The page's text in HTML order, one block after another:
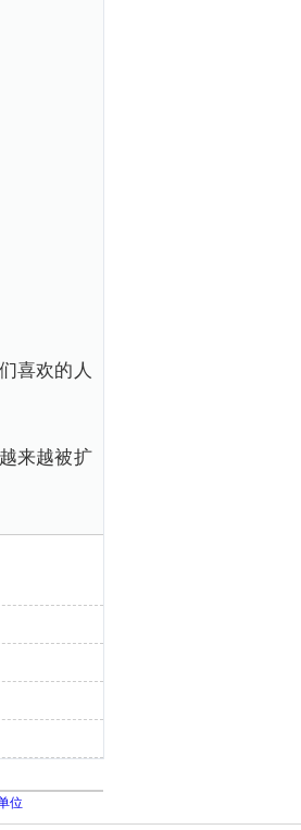
喜欢的人
来越被扩
位